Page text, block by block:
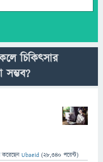
চিকিৎসার
সম্ভব?
করেছেনUbaeid (28,340 পয়েন্ট)